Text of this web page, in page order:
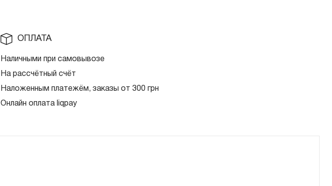
ОПЛАТА
Наличными при самовывозе
На рассчётный счёт
Наложенным платежём, заказы от 300 грн
Онлайн оплата liqpay